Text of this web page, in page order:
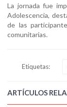
La jornada fue
Adolescencia,
de las
comunitarias.
Etiquetas:
ARTÍCULOS